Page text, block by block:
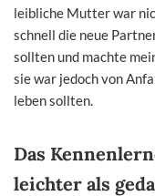
leibliche Mutter war
schnell die neue
sollten und machte
sie war jedoch von
leben sollten.
Das
leichter als